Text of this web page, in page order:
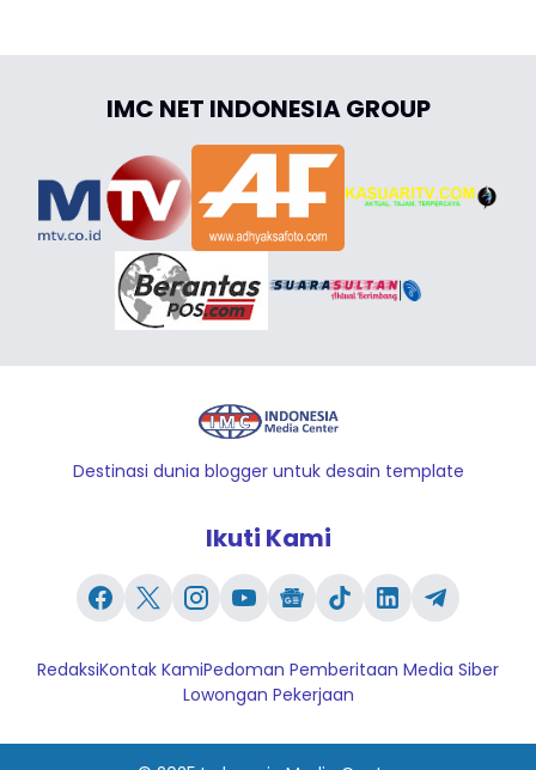
IMC NET INDONESIA GROUP
Destinasi dunia blogger untuk desain template
Ikuti Kami
RedaksiKontak KamiPedoman Pemberitaan Media Siber
Lowongan Pekerjaan